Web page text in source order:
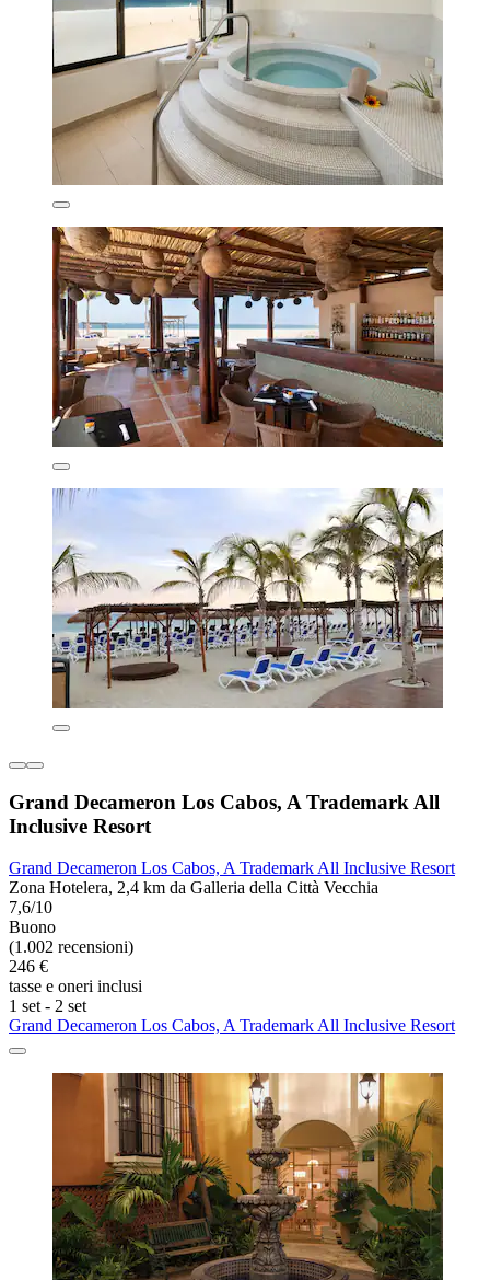
Grand Decameron Los Cabos, A Trademark All
Inclusive Resort
Grand Decameron Los Cabos, A Trademark All Inclusive Resort
Zona Hotelera, 2,4 km da Galleria della Città Vecchia
7,6/10
Buono
(1.002 recensioni)
246 €
tasse e oneri inclusi
1 set - 2 set
Grand Decameron Los Cabos, A Trademark All Inclusive Resort